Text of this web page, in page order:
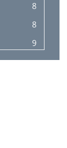
8
8
9
9